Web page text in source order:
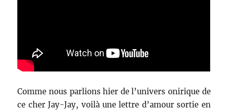
Comme nous parlions hier de l’univers onirique de
ce cher Jay-Jay, voilà une lettre d’amour sortie en